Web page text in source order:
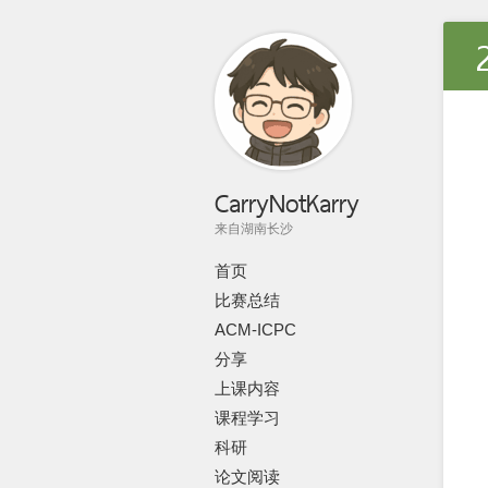
CarryNotKarry
来自湖南长沙
首页
比赛总结
ACM-ICPC
分享
上课内容
课程学习
科研
论文阅读